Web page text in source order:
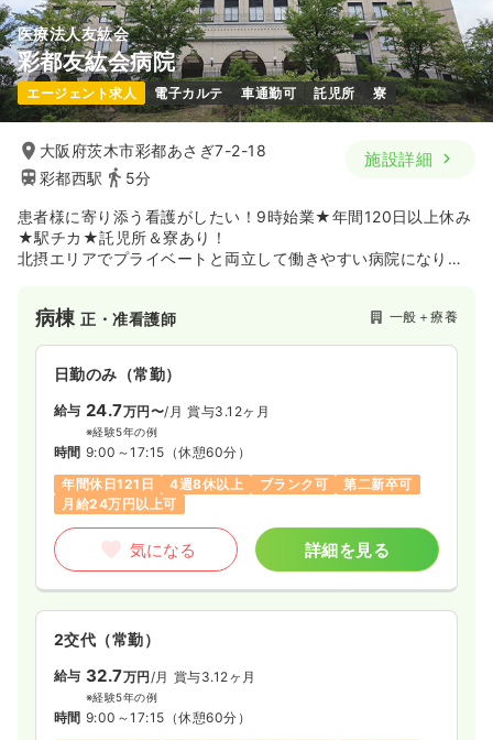
医療法人友紘会
彩都友紘会病院
エージェント求人 電子カルテ 車通勤可 託児所 寮
大阪府茨木市彩都あさぎ7-2-18
彩都西駅
5分
施設詳細
患者様に寄り添う看護がしたい！9時始業★年間120日以上休み
★駅チカ★託児所＆寮あり！
北摂エリアでプライベートと両立して働きやすい病院になりま
病棟正・准看護師 一般＋療養
日勤のみ（常勤）
給与 24.7万円〜/月 賞与3.12ヶ月
※経験5年の例
時間 9:00～17:15 （休憩60分）
年間休日121日
4週8休以上 ブランク可
第二新卒可
月給24万円以上可
気になる 詳細を見る
2交代（常勤）
給与 32.7万円/月 賞与3.12ヶ月
※経験5年の例
時間 9:00～17:15 （休憩60分）